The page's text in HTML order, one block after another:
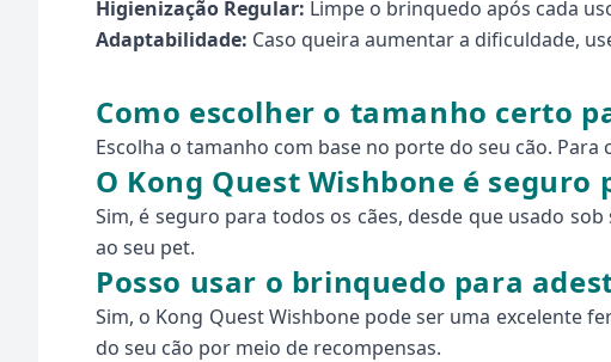
Higienização Regular: Limpe o brinquedo após cada
Adaptabilidade: Caso queira aumentar a dificuldade,
Como escolher o tamanho certo
Escolha o tamanho com base no porte do seu cão.
O Kong Quest Wishbone é seguro
Sim, é seguro para todos os cães, desde que usado
ao seu pet.
Posso usar o brinquedo para
Sim, o Kong Quest Wishbone pode ser uma excelente
do seu cão por meio de recompensas.